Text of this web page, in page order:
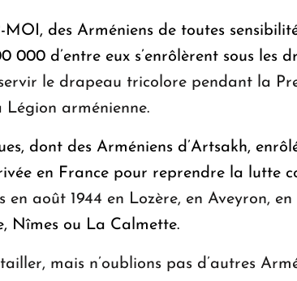
MOI, des Arméniens de toutes
000 d’entre eux s’enrôlèrent sous les
le drapeau tricolore pendant la
Légion arménienne.
dont des Arméniens d’Artsakh,
en France pour reprendre la lutte
en août 1944 en Lozère, en Aveyron,
Nîmes ou La Calmette.
mais n’oublions pas d’autres